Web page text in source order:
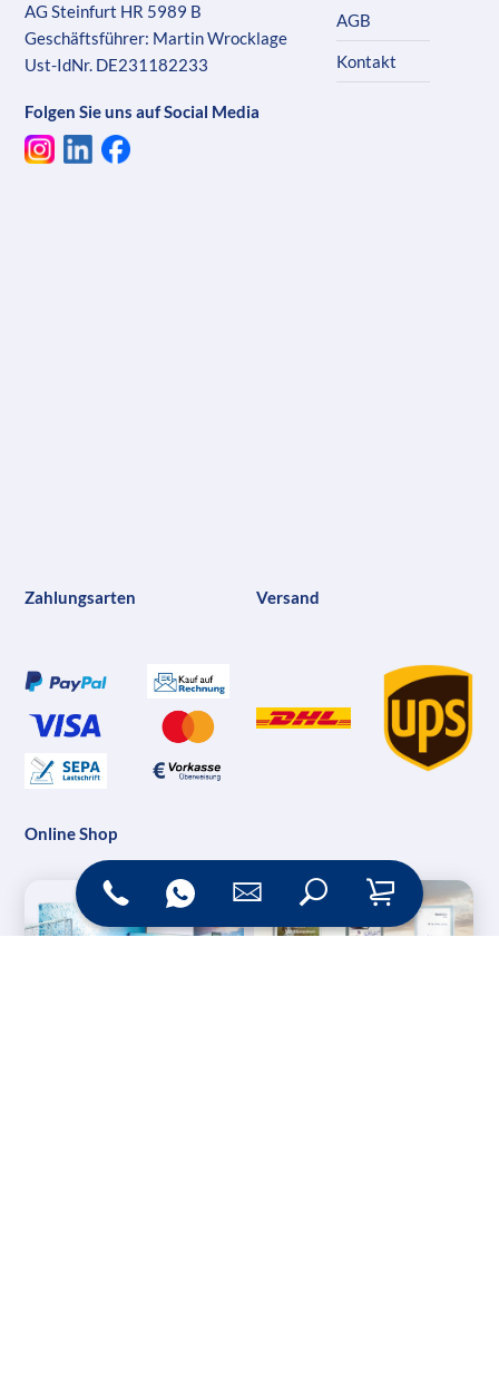
AG Steinfurt HR 5989 B
Geschäftsführer: Martin Wrocklage
Ust-IdNr. DE231182233
Folgen Sie uns auf Social Media
AGB
Kontakt
Zahlungsarten Versand
Online Shop